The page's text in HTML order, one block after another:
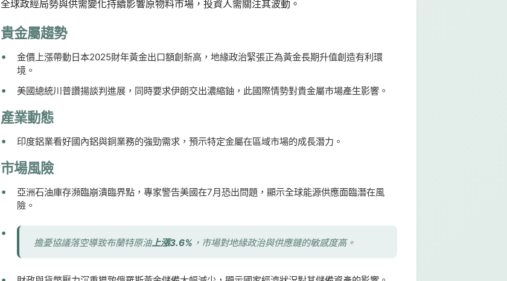
全球政經局勢與供需變化持續影響原物料市場，投資人需關注其波動。
貴金屬趨勢
金價上漲帶動日本2025財年黃金出口額創新高，地緣政治緊張正為黃金長期升值創造有利環
境。
美國總統川普讚揚談判進展，同時要求伊朗交出濃縮鈾，此國際情勢對貴金屬市場產生影響。
產業動態
印度鋁業看好國內鋁與銅業務的強勁需求，預示特定金屬在區域市場的成長潛力。
市場風險
亞洲石油庫存瀕臨崩潰臨界點，專家警告美國在7月恐出問題，顯示全球能源供應面臨潛在風
險。
擔憂協議落空導致布蘭特原油上漲3.6% ，市場對地緣政治與供應鏈的敏感度高。